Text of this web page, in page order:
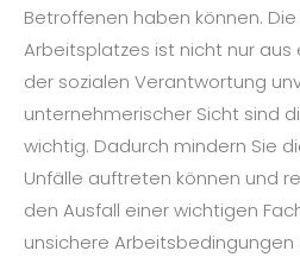
Betroffenen haben können.
Arbeitsplatzes ist nicht nur
der sozialen Verantwortung
unternehmerischer Sicht sind
wichtig. Dadurch mindern Sie
Unfälle auftreten können und
den Ausfall einer wichtigen
unsichere